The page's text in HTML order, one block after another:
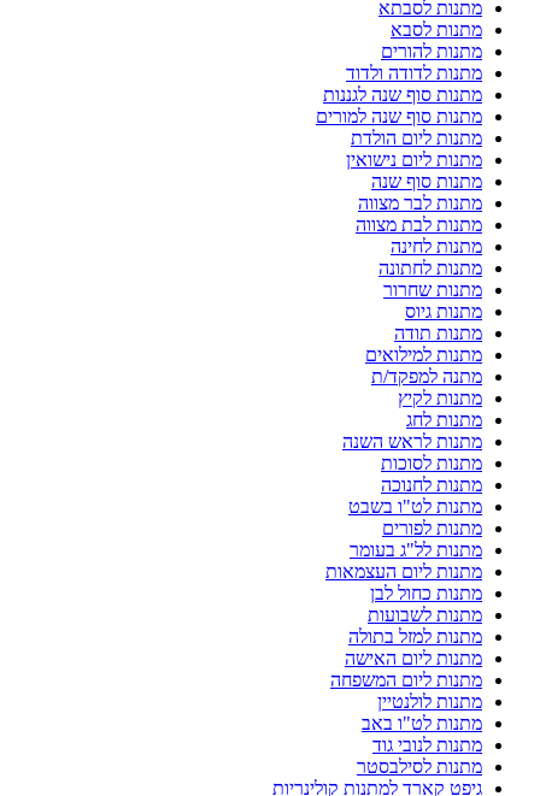
מתנות לסבתא
מתנות לסבא
מתנות להורים
מתנות לדודה ולדוד
מתנות סוף שנה לגננות
מתנות סוף שנה למורים
מתנות ליום הולדת
מתנות ליום נישואין
מתנות סוף שנה
מתנות לבר מצווה
מתנות לבת מצווה
מתנות לחינה
מתנות לחתונה
מתנות שחרור
מתנות גיוס
מתנות תודה
מתנות למילואים
מתנה למפקד/ת
מתנות לקיץ
מתנות לחג
מתנות לראש השנה
מתנות לסוכות
מתנות לחנוכה
מתנות לט"ו בשבט
מתנות לפורים
מתנות לל"ג בעומר
מתנות ליום העצמאות
מתנות כחול לבן
מתנות לשבועות
מתנות למזל בתולה
מתנות ליום האישה
מתנות ליום המשפחה
מתנות לולנטיין
מתנות לט"ו באב
מתנות לנובי גוד
מתנות לסילבסטר
גיפט קארד למתנות קולינריות